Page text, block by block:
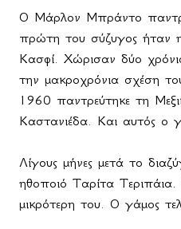
Ο Μάρλον Μπράντο
πρώτη του σύζυγος ήταν
Κασφί. Χώρισαν δύο
την μακροχρόνια σχέση
1960 παντρεύτηκε τη
Καστανιέδα. Και αυτός ο
Λίγους μήνες μετά το
ηθοποιό Ταρίτα
μικρότερη του Ο γάμος